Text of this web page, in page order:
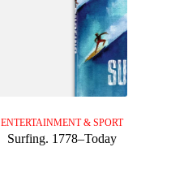
ENTERTAINMENT & SPORT
Surfing. 1778–Today